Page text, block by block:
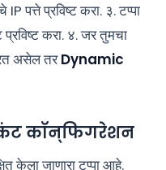
पत्ते प्रविष्ट करा. ३. टप्पा
करा. ४. जर तुमचा
असेल तरDynamic
कॉन्फिगरेशन
केला जाणारा टप्पा आहे.